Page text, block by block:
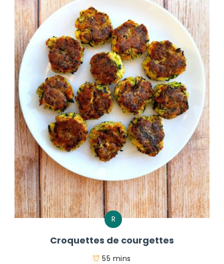
R
Croquettes de courgettes
55 mins